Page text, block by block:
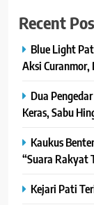
Recent
Blue Light
Aksi
Dua
Keras, Sabu
Kaukus
“Suara Rakyat
Kejari Pati